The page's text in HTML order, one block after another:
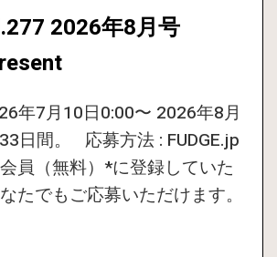
2026年8月号
年7月10日0:00〜 2026年8月
日間。 応募方法 : FUDGE.jp
員（無料）*に登録していた
たでもご応募いただけます。